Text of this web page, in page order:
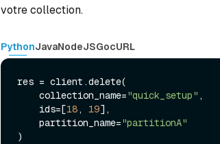
votre collection.
PythonJavaNodeJSGocURL
res = client.delete(
    collection_name=
"quick_setup" ,
    ids=[
18, 19],
    partition_name=
"partitionA"
)